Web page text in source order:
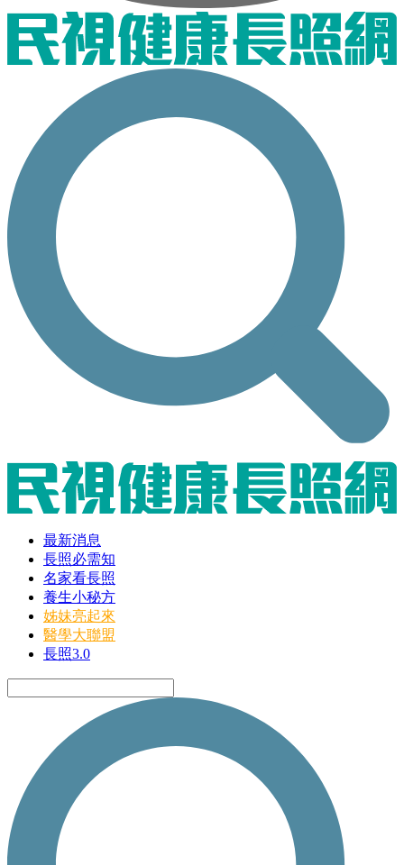
最新消息
長照必需知
名家看長照
養生小秘方
姊妹亮起來
醫學大聯盟
長照3.0